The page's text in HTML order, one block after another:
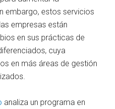
embargo, estos servicios
empresas están
en sus prácticas de
cuya
en más áreas de gestión
analiza un programa en